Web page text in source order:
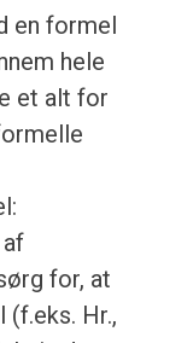
en formel
hele
et alt for
for, at
Hr.,